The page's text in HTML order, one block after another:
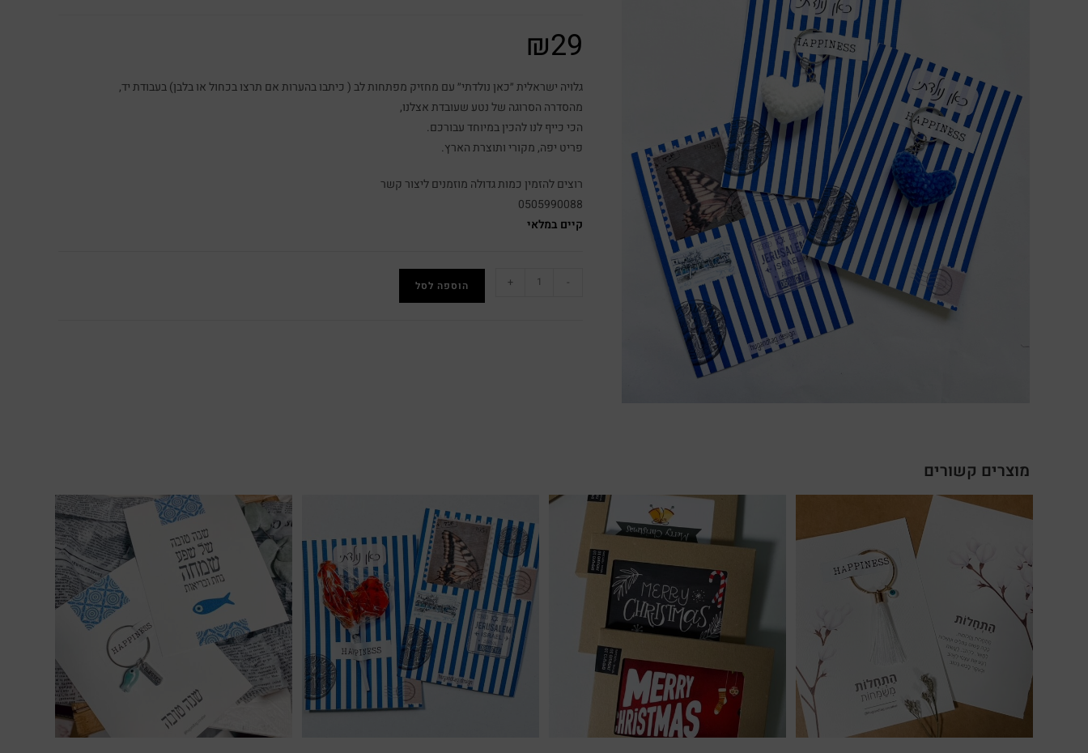
₪29
גלויה ישראלית ״כאן נולדתי״ עם מחזיק מפתחות לב ( כיתבו בהערות אם תרצו בכחול או בלבן) בעבודת יד,
מהסדרה הסרוגה של נטע שעובדת אצלנו,
הכי כייף לנו להכין במיוחד עבורכם.
פריט יפה, מקורי ותוצרת הארץ.
רוצים להזמין כמות גדולה מוזמנים ליצור קשר
0505990088
קיים במלאי
+ הוספה לסל
מוצרים קשורים